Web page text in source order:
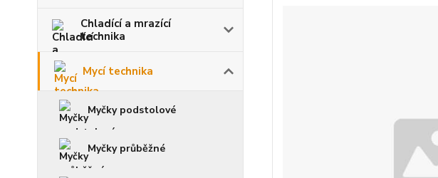
Chladící a mrazící
technika
Mycí technika
Myčky podstolové
Myčky průběžné